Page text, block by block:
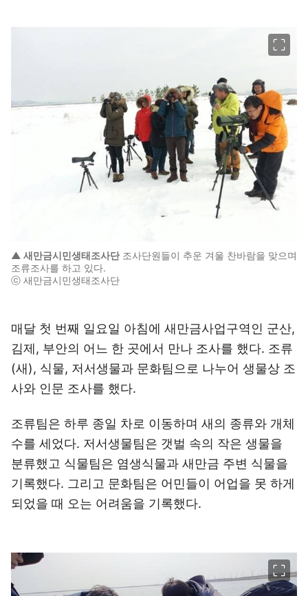
▲ 새만금시민생태조사단조사단원들이 추운 겨울 찬바람을 맞으며
조류조사를 하고 있다.
ⓒ 새만금시민생태조사단
매달 첫 번째 일요일 아침에 새만금사업구역인 군산,
김제, 부안의 어느 한 곳에서 만나 조사를 했다. 조류
(새), 식물, 저서생물과 문화팀으로 나누어 생물상 조
사와 인문 조사를 했다.
조류팀은 하루 종일 차로 이동하며 새의 종류와 개체
수를 세었다. 저서생물팀은 갯벌 속의 작은 생물을
분류했고 식물팀은 염생식물과 새만금 주변 식물을
기록했다. 그리고 문화팀은 어민들이 어업을 못 하게
되었을 때 오는 어려움을 기록했다.